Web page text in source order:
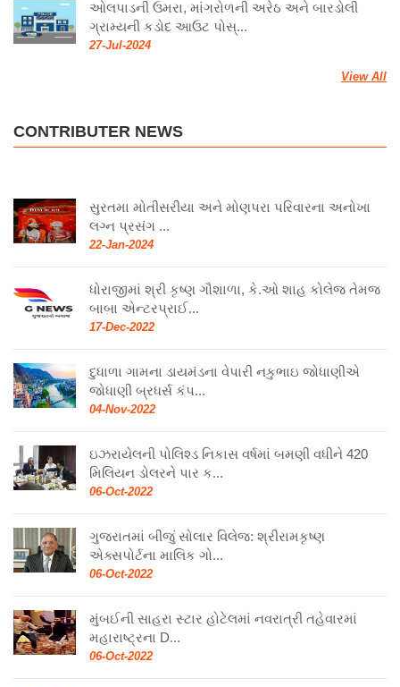
ઓલપાડની ઉમરા, માંગરોળની અરેઠ અને બારડોલી
ગ્રામ્યની કડોદ આઉટ પોસ્...
27-Jul-2024
View All
CONTRIBUTER NEWS
સુરતમા મોતીસરીયા અને મોણપરા પરિવારના અનોખા
લગ્ન પ્રસંગ ...
22-Jan-2024
ધોરાજીમાં શ્રી કૃષ્ણ ગૌશાળા, કે.ઓ શાહ કોલેજ તેમજ
બાબા એન્ટરપ્રાઈ...
17-Dec-2022
દુધાળા ગામના ડાયમંડના વેપારી નકુભાઇ જોધાણીએ
જોધાણી બ્રધર્સ કંપ...
04-Nov-2022
ઇઝરાયેલની પોલિશ્ડ નિકાસ વર્ષમાં બમણી વધીને 420
મિલિયન ડોલરને પાર ક...
06-Oct-2022
ગુજરાતમાં બીજું સોલાર વિલેજ: શ્રીરામકૃષ્ણ
એક્સપોર્ટના માલિક ગો...
06-Oct-2022
મુંબઈની સાહરા સ્ટાર હોટેલમાં નવરાત્રી તહેવારમાં
મહારાષ્ટ્રના D...
06-Oct-2022